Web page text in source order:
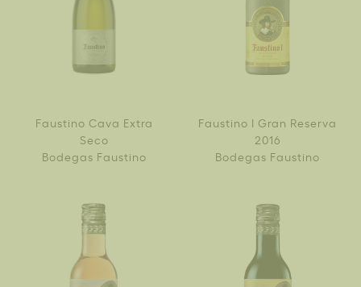
Faustino Cava Extra
Seco
Bodegas Faustino
Faustino I Gran Reserva
2016
Bodegas Faustino